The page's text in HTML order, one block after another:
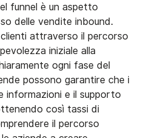
funnel è un aspetto
delle vendite inbound.
attraverso il percorso
iniziale alla
ogni fase del
possono garantire che i
informazioni e il supporto
così tassi di
il percorso